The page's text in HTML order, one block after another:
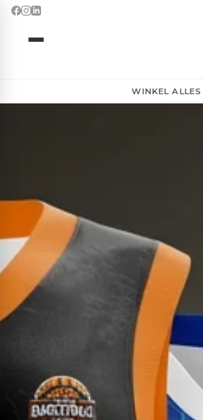
WINKEL ALLES